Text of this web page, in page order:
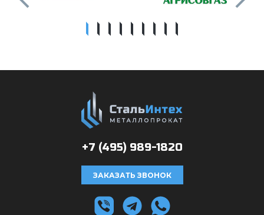
+7 (495)989-1820
ЗАКАЗАТЬ ЗВОНОК